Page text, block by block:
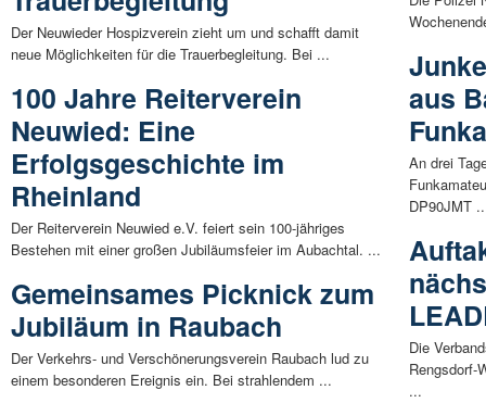
Der Neuwieder Hospizverein zieht um und schafft damit
neue Möglichkeiten für die Trauerbegleitung. Bei ...
100 Jahre Reiterverein
Neuwied: Eine
Erfolgsgeschichte im
Rheinland
Der Reiterverein Neuwied e.V. feiert sein 100-jähriges
Bestehen mit einer großen Jubiläumsfeier im Aubachtal. ...
Gemeinsames Picknick zum
Jubiläum in Raubach
Der Verkehrs- und Verschönerungsverein Raubach lud zu
einem besonderen Ereignis ein. Bei strahlendem ...
aus
An drei
DP90JMT
Die
Rengsdorf-
...